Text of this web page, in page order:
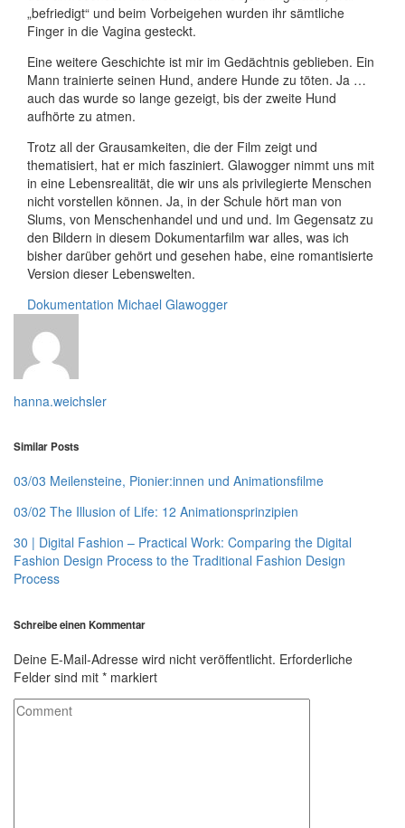
„befriedigt“ und beim Vorbeigehen wurden ihr sämtliche
Finger in die Vagina gesteckt.
Eine weitere Geschichte ist mir im Gedächtnis geblieben. Ein
Mann trainierte seinen Hund, andere Hunde zu töten. Ja …
auch das wurde so lange gezeigt, bis der zweite Hund
aufhörte zu atmen.
Trotz all der Grausamkeiten, die der Film zeigt und
thematisiert, hat er mich fasziniert. Glawogger nimmt uns mit
in eine Lebensrealität, die wir uns als privilegierte Menschen
nicht vorstellen können. Ja, in der Schule hört man von
Slums, von Menschenhandel und und und. Im Gegensatz zu
den Bildern in diesem Dokumentarfilm war alles, was ich
bisher darüber gehört und gesehen habe, eine romantisierte
Version dieser Lebenswelten.
Dokumentation Michael Glawogger
hanna.weichsler
Similar Posts
03/03 Meilensteine, Pionier:innen und Animationsfilme
03/02 The Illusion of Life: 12 Animationsprinzipien
30 | Digital Fashion – Practical Work: Comparing the Digital
Fashion Design Process to the Traditional Fashion Design
Process
Schreibe einen Kommentar
Deine E-Mail-Adresse wird nicht veröffentlicht. Erforderliche
Felder sind mit * markiert